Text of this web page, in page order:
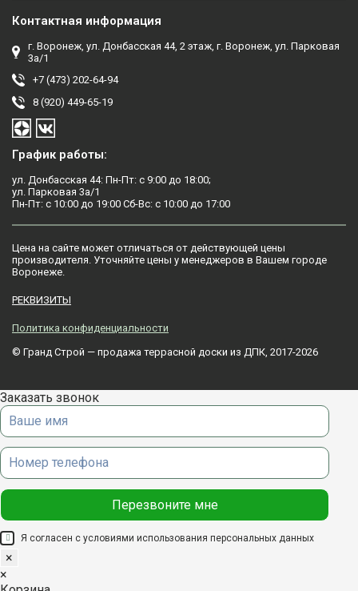
Цена на сайте может отличаться от действующей цены
производителя. Уточняйте цены у менеджеров в Вашем городе
Воронежe.
РЕКВИЗИТЫ
Политика конфиденциальности
© Гранд Строй — продажа террасной доски из ДПК, 2017-2026
Контактная информация
г. Воронеж, ул. Донбасская 44, 2 этаж, г. Воронеж, ул. Парковая
3а/1
+7 (473) 202-64-94
8 (920) 449-65-19
График работы:
ул. Донбасская 44: Пн-Пт: с 9:00 до 18:00;
ул. Парковая 3а/1
Пн-Пт: с 10:00 до 19:00 Сб-Вс: с 10:00 до 17:00
Заказать звонок
Я согласен с условиями использования персональных данных
×
×